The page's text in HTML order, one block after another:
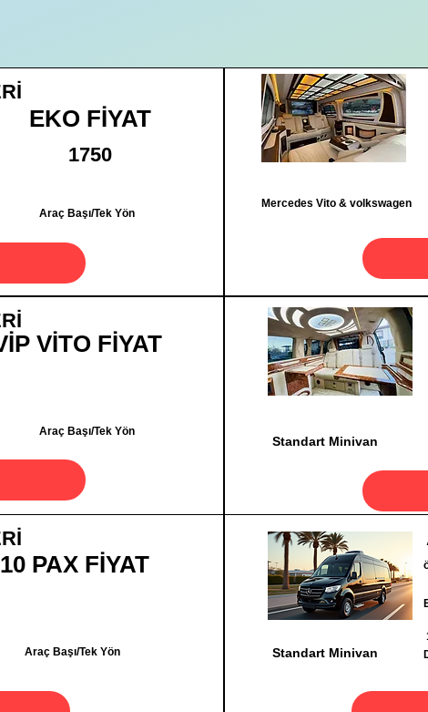
EKO FİYAT
1750
Araç Başı/Tek Yön
Mercedes Vito & volkswagen
VİTO FİYAT
Araç Başı/Tek Yön
Standart Minivan
10 PAX FİYAT
Araç Başı/Tek Yön Standart Minivan